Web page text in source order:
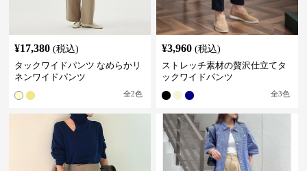
¥17,380 (税込)
タックワイドパンツ なめらかリ
ネンワイドパンツ
全2色
¥3,960 (税込)
ストレッチ素材の贅沢仕立てタ
ックワイドパンツ
全3色